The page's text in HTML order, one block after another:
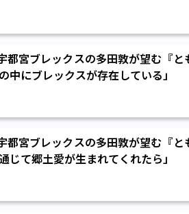
都宮ブレックスの多田敦が望む『と
にブレックスが存在している」
都宮ブレックスの多田敦が望む『と
て郷土愛が生まれてくれたら」